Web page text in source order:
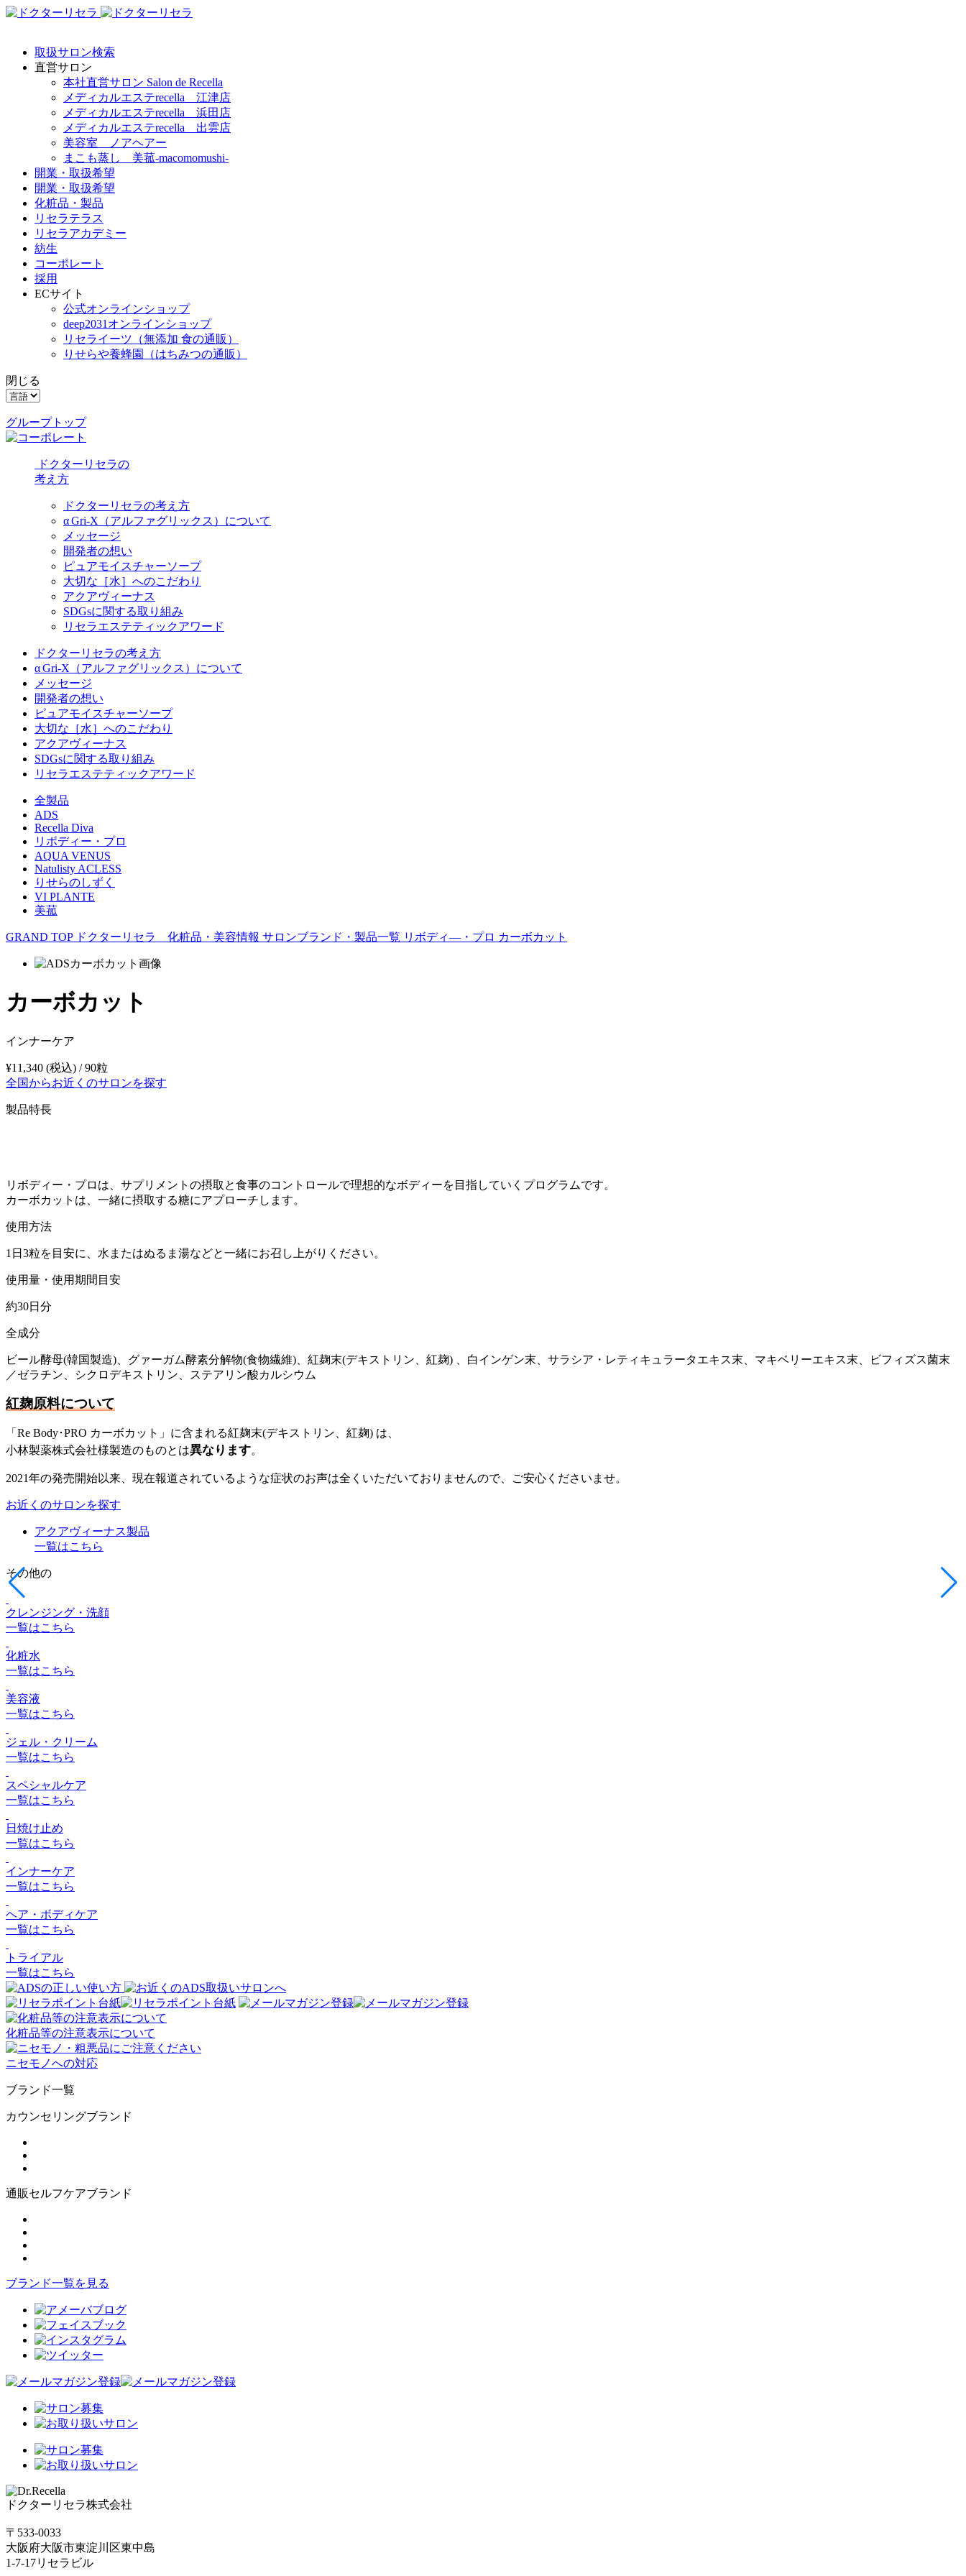
取扱サロン検索
直営サロン
本社直営サロン Salon de Recella
メディカルエステrecella 江津店
メディカルエステrecella 浜田店
メディカルエステrecella 出雲店
美容室 ノアヘアー
まこも蒸し 美菰-macomomushi-
開業・取扱希望
開業・取扱希望
化粧品・製品
リセラテラス
リセラアカデミー
紡生
コーポレート
採用
ECサイト
公式オンラインショップ
deep2031オンラインショップ
リセライーツ （無添加 食の通販）
りせらや養蜂園
（はちみつの通販）
閉じる
グループトップ
ドクターリセラの
考え方
ドクターリセラの考え方
α Gri-X（アルファグリックス）について
メッセージ
開発者の想い
ピュアモイスチャーソープ
大切な［水］へのこだわり
アクアヴィーナス
SDGsに関する取り組み
リセラエステティックアワード
ドクターリセラの考え方
α Gri-X（アルファグリックス）について
メッセージ
開発者の想い
ピュアモイスチャーソープ
大切な［水］へのこだわり
アクアヴィーナス
SDGsに関する取り組み
リセラエステティックアワード
全製品
ADS
Recella Diva
リボディー・プロ
AQUA VENUS
Natulisty ACLESS
りせらのしずく
VI PLANTE
美菰
GRAND TOP ドクターリセラ 化粧品・美容情報 サロンブランド・製品一覧 リボディ―・プロ カーボカット
カーボカット
インナーケア
¥11,340 (税込) / 90粒
全国からお近くのサロンを探す
製品特長
リボディー・プロは、サプリメントの摂取と食事のコントロールで理想的なボディーを目指していくプログラムです。
カーボカットは、一緒に摂取する糖にアプローチします。
使用方法
1日3粒を目安に、水またはぬるま湯などと一緒にお召し上がりください。
使用量・使用期間目安
約30日分
全成分
ビール酵母(韓国製造)、グァーガム酵素分解物(食物繊維)、紅麹末(デキストリン、紅麹) 、白インゲン末、サラシア・レティキュラータエキス末、マキベリーエキス末、ビフィズス菌末
／ゼラチン、シクロデキストリン、ステアリン酸カルシウム
紅麹原料について
「 Re Body･PRO カーボカット 」に含まれる紅麹末(デキストリン、紅麹) は、
小林製薬株式会社様製造のものとは異なります。
2021年の発売開始以来、現在報道されているような症状のお声は全くいただいておりませんので、ご安心くださいませ。
お近くのサロンを探す
アクアヴィーナス製品
一覧はこちら
その他の
クレンジング・洗顔
一覧はこちら
化粧水
一覧はこちら
美容液
一覧はこちら
ジェル・クリーム
一覧はこちら
スペシャルケア
一覧はこちら
日焼け止め
一覧はこちら
インナーケア
一覧はこちら
ヘア・ボディケア
一覧はこちら
トライアル
一覧はこちら
化粧品等の注意表示について
ニセモノへの対応
ブランド一覧
カウンセリングブランド
通販セルフケアブランド
ブランド一覧を見る
ドクターリセラ株式会社
〒533-0033
大阪府大阪市東淀川区東中島
1-7-17リセラビル